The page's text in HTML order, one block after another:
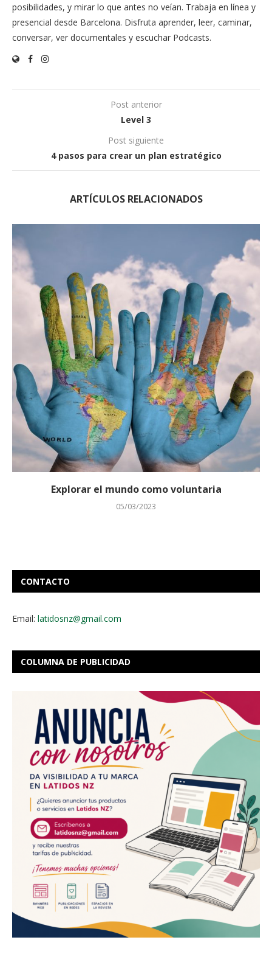
posibilidades, y mirar lo que antes no veían. Trabaja en línea y
presencial desde Barcelona. Disfruta aprender, leer, caminar,
conversar, ver documentales y escuchar Podcasts.
Post anterior
Level 3
Post siguiente
4 pasos para crear un plan estratégico
ARTÍCULOS RELACIONADOS
Explorar el mundo como voluntaria
05/03/2023
CONTACTO
Email: latidosnz@gmail.com
COLUMNA DE PUBLICIDAD